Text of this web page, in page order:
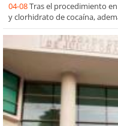
04-08Tras el procedimiento
y clorhidrato de cocaína,